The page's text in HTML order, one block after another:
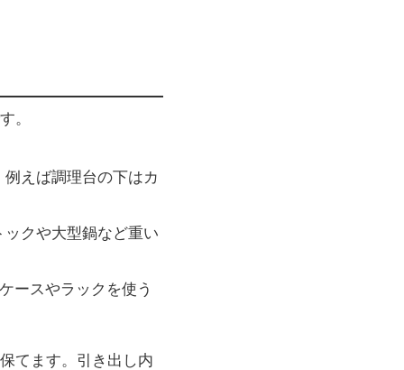
。
えば調理台の下はカ
クや大型鍋など重い
ースやラックを使う
てます。引き出し内